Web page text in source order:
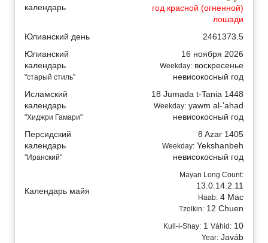
календарь
год красной (огненной)
лошади
Юлианский день
2461373.5
Юлианский
календарь
"старый стиль"
16 ноября 2026
Weekday: воскресенье
невисокосный год
Исламский
календарь
"Хиджри Гамари"
18 Jumada t-Tania 1448
Weekday: yawm al-'ahad
невисокосный год
Персидский
календарь
"Иранский"
8 Azar 1405
Weekday: Yekshanbeh
невисокосный год
Календарь майя
Mayan Long Count:
13.0.14.2.11
Haab: 4 Mac
Tzolkin: 12 Chuen
Kull-i-Shay: 1 Váhid: 10
Year: Javáb